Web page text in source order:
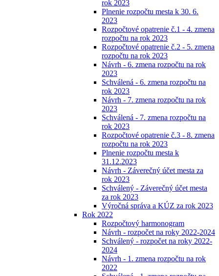
rok 2023
Plnenie rozpočtu mesta k 30. 6.
2023
Rozpočtové opatrenie č.1 - 4. zmena
rozpočtu na rok 2023
Rozpočtové opatrenie č.2 - 5. zmena
rozpočtu na rok 2023
Návrh - 6. zmena rozpočtu na rok
2023
Schválená - 6. zmena rozpočtu na
rok 2023
Návrh - 7. zmena rozpočtu na rok
2023
Schválená - 7. zmena rozpočtu na
rok 2023
Rozpočtové opatrenie č.3 - 8. zmena
rozpočtu na rok 2023
Plnenie rozpočtu mesta k
31.12.2023
Návrh - Záverečný účet mesta za
rok 2023
Schválený - Záverečný účet mesta
za rok 2023
Výročná správa a KÚZ za rok 2023
Rok 2022
Rozpočtový harmonogram
Návrh - rozpočet na roky 2022-2024
Schválený - rozpočet na roky 2022-
2024
Návrh - 1. zmena rozpočtu na rok
2022